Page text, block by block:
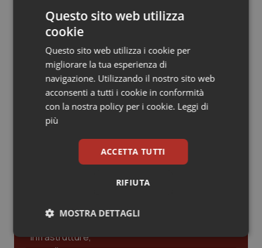
Veneto
Oncoematologia
Oncologia & Nutrizione
Psoriasi & pelle
Quotidiano Cardiologia
Quotidiano Chirurgia
Teleradiologia, Agenas apre la
consultazione pubblica sul
Documento di indirizzo
Clima, salute e migrazioni. L’Oms
lancia le priorità globali della ricerca:
“Servono più evidenze per guidare le
politiche sanitarie”
Ultime analisi e review da QS Pro
compliance, GDPR e Risk management
Questo sito web utilizza
cookie
Questo sito web utilizza i cookie per
migliorare la tua esperienza di
navigazione. Utilizzando il nostro sito web
acconsenti a tutti i cookie in conformità
con la nostra policy per i cookie. Leggi di
più
ACCETTA TUTTI
RIFIUTA
MOSTRA DETTAGLI
Necessari Statistici Marketing